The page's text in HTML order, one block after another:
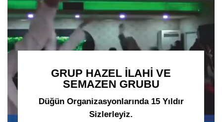
GRUP HAZEL İLAHİ VE
SEMAZEN GRUBU
Düğün Organizasyonlarında 15 Yıldır
Sizlerleyiz.